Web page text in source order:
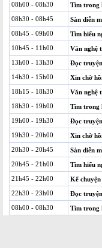
08h00 - 08h30
Tìm trong
08h30 - 08h45
Sàn diễn
08h45 - 09h00
Tìm hiểu
10h45 - 11h00
Văn nghệ
13h00 - 13h30
Đọc
14h30 - 15h00
Xin chờ
18h15 - 18h30
Văn nghệ
18h30 - 19h00
Tìm trong
19h00 - 19h30
Đọc
19h30 - 20h00
Xin chờ
20h30 - 20h45
Sàn diễn
20h45 - 21h00
Tìm hiểu
21h45 - 22h00
Kể
22h30 - 23h00
Đọc
08h00 - 08h30
Tìm trong